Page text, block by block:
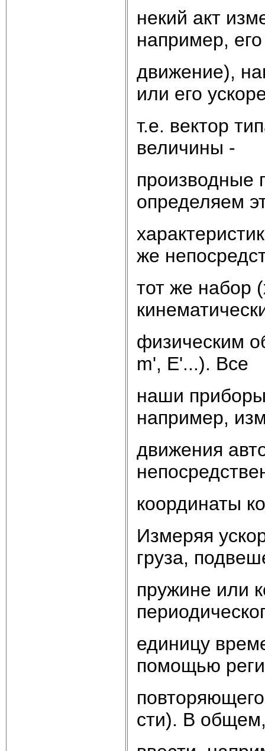
некий акт
например, его
движение),
или его
т.е. вектор
величины -
производные
определяем
же
тот же набор
физическим
m', E'...). Все
наши
например,
движения
координаты
Измеряя
груза,
пружине или
единицу
помощью
сти). В